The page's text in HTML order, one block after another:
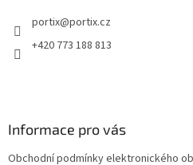
portix@portix.cz
+420 773 188 813
Informace pro vás
Obchodní podmínky elektronického